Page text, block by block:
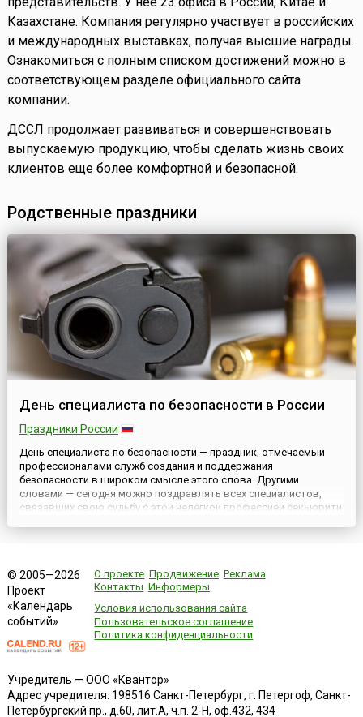
Казахстане. Компания регулярно участвует в российских
и международных выставках, получая высшие награды.
Ознакомиться с полным списком достижений можно в
соответствующем разделе официального сайта
компании.
ДССЛ продолжает развиваться и совершенствовать
выпускаемую продукцию, чтобы сделать жизнь своих
клиентов еще более комфортной и безопасной.
Родственные праздники
День специалиста по безопасности в России
Праздники России
День специалиста по безопасности — праздник, отмечаемый
профессионалами служб создания и поддержания
безопасности в широком смысле этого слова. Другими
словами — сегодня можно поздравлять всех специалистов,
связавших свою судьбу с этой нелегкой профессией секьюрити
© 2005—2026
Проект
«Календарь
событий»
О проекте Продвижение Реклама
Контакты Информеры
Условия использования сайта
Пользовательское соглашение
Политика конфиденциальности
Учредитель — ООО «Квантор»
Адрес учредителя: 198516 Санкт-Петербург, г. Петергоф, Санкт-
Петербургский пр., д.60, лит.А, ч.п. 2-Н, оф.432, 434